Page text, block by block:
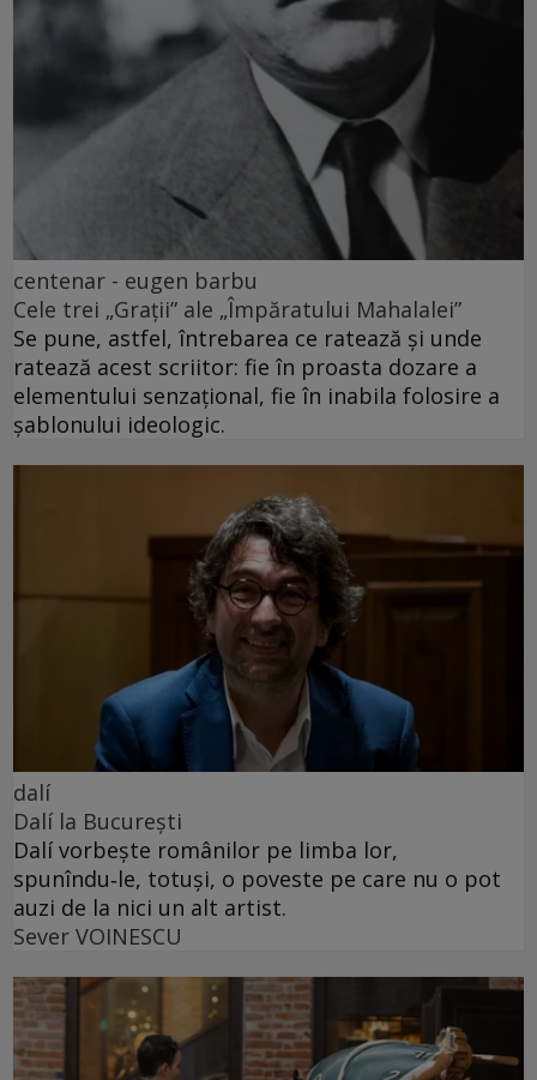
centenar - eugen barbu
Cele trei „Grații” ale „Împăratului Mahalalei”
Se pune, astfel, întrebarea ce ratează și unde
ratează acest scriitor: fie în proasta dozare a
elementului senzațional, fie în inabila folosire a
șablonului ideologic.
dalí
Dalí la București
Dalí vorbește românilor pe limba lor,
spunîndu‑le, totuși, o poveste pe care nu o pot
auzi de la nici un alt artist.
Sever VOINESCU